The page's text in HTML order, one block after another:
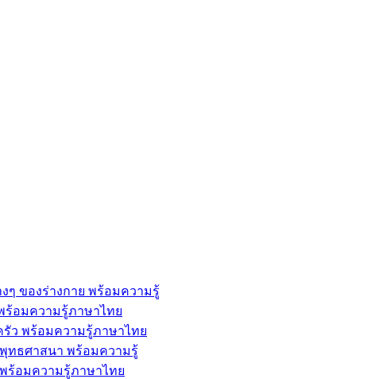
ๆ ของร่างกาย พร้อมความรู้
ร้อมความรู้ภาษาไทย
รัว พร้อมความรู้ภาษาไทย
ทธศาสนา พร้อมความรู้
ร้อมความรู้ภาษาไทย